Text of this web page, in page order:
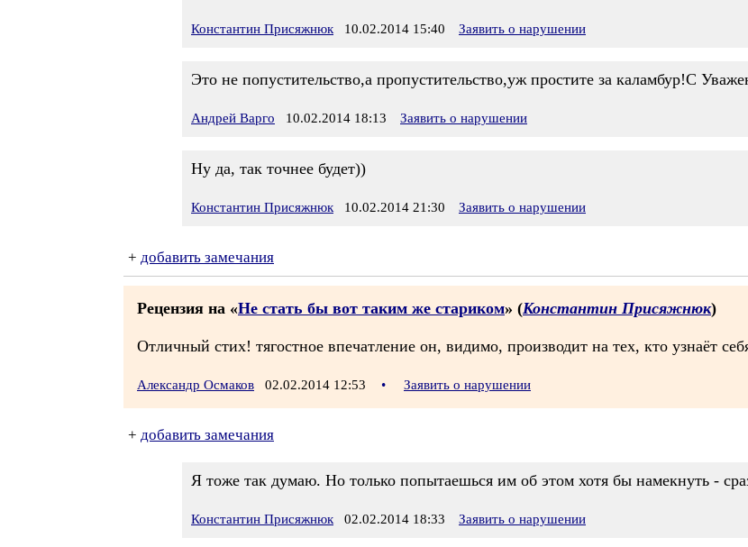
Константин Присяжнюк 10.02.2014 15:40 Заявить о нарушении
Это не попустительство,а пропустительство,уж простите за каламбур!С
Андрей Варго 10.02.2014 18:13 Заявить о нарушении
Ну да, так точнее будет))
Константин Присяжнюк 10.02.2014 21:30 Заявить о нарушении
+ добавить замечания
Рецензия на «Не стать бы вот таким же стариком» (Константин Присяжнюк)
Отличный стих! тягостное впечатление он, видимо, производит на тех, кто узнаёт
Александр Осмаков 02.02.2014 12:53 • Заявить о нарушении
+ добавить замечания
Я тоже так думаю. Но только попытаешься им об этом хотя бы намекнуть -
Константин Присяжнюк 02.02.2014 18:33 Заявить о нарушении